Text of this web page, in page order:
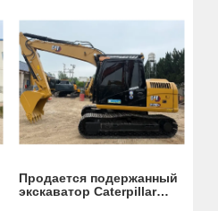
Продается подержанный
экскаватор Caterpillar